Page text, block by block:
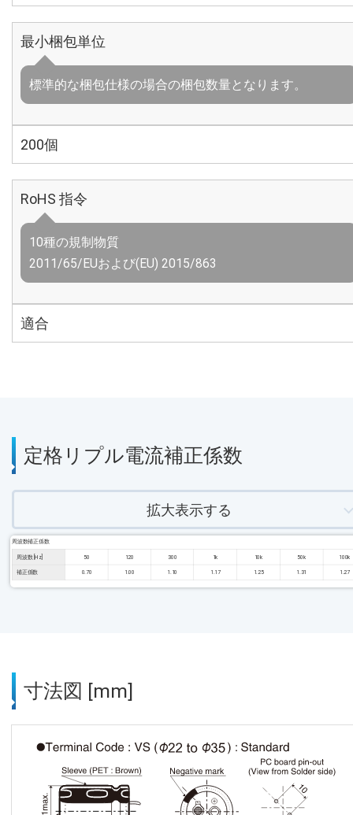
最小梱包単位
標準的な梱包仕様の場合の梱包数量となります。
200個
RoHS 指令
10種の規制物質
2011/65/EUおよび(EU) 2015/863
適合
定格リプル電流補正係数
拡大表示する
周波数補正係数
周波数 [Hz] 50 120 300 1k 10k 50k 100k
補正係数 0.70 1.00 1.10 1.17 1.25 1.31 1.27
寸法図 [mm]